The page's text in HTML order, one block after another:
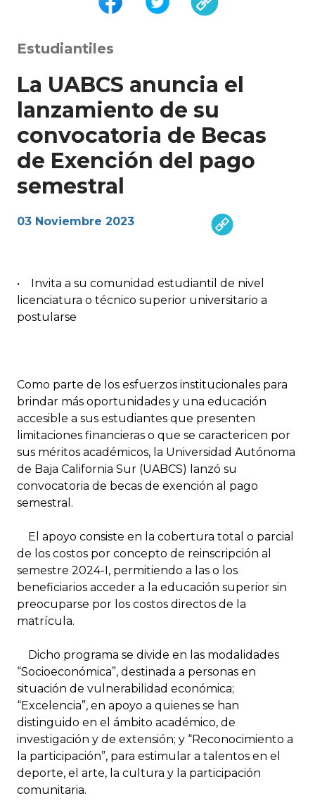
Estudiantiles
La UABCS anuncia el
lanzamiento de su
convocatoria de Becas
de Exención del pago
semestral
03 Noviembre 2023
• Invita a su comunidad estudiantil de nivel
licenciatura o técnico superior universitario a
postularse
Como parte de los esfuerzos institucionales para
brindar más oportunidades y una educación
accesible a sus estudiantes que presenten
limitaciones financieras o que se caractericen por
sus méritos académicos, la Universidad Autónoma
de Baja California Sur (UABCS) lanzó su
convocatoria de becas de exención al pago
semestral.
El apoyo consiste en la cobertura total o parcial
de los costos por concepto de reinscripción al
semestre 2024-I, permitiendo a las o los
beneficiarios acceder a la educación superior sin
preocuparse por los costos directos de la
matrícula.
Dicho programa se divide en las modalidades
“Socioeconómica”, destinada a personas en
situación de vulnerabilidad económica;
“Excelencia”, en apoyo a quienes se han
distinguido en el ámbito académico, de
investigación y de extensión; y “Reconocimiento a
la participación”, para estimular a talentos en el
deporte, el arte, la cultura y la participación
comunitaria.